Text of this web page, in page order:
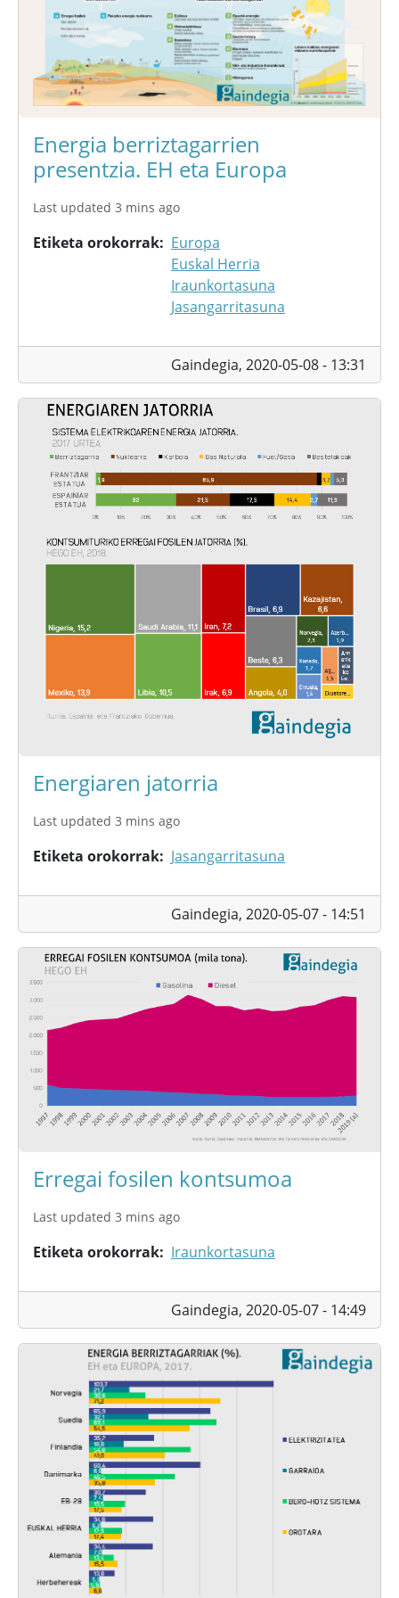
Energia berriztagarrien
presentzia. EH eta Europa
Last updated 3 mins ago
Etiketa orokorrak
Europa
Euskal Herria
Iraunkortasuna
Jasangarritasuna
Gaindegia, 2020-05-08 - 13:31
Energiaren jatorria
Last updated 3 mins ago
Etiketa orokorrak Jasangarritasuna
Gaindegia, 2020-05-07 - 14:51
Erregai fosilen kontsumoa
Last updated 3 mins ago
Etiketa orokorrak Iraunkortasuna
Gaindegia, 2020-05-07 - 14:49